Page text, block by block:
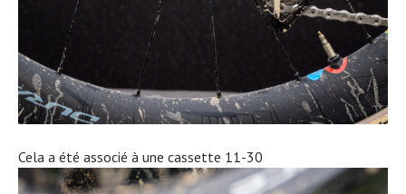
Cela a été associé à une cassette 11-30